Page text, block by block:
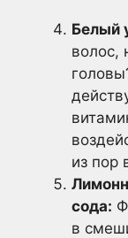
Белый
волос,
из пор
сода:
в